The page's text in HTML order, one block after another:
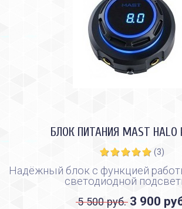
БЛОК ПИТАНИЯ MAST HALO
(3)
Надёжный блок с функцией
светодиодной
5 500 руб. 3 900